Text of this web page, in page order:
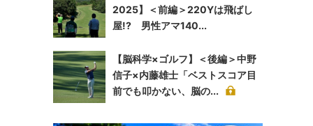
2025】＜前編＞220Yは飛ばし
屋!? 男性アマ140...
【脳科学×ゴルフ】＜後編＞中野
信子×内藤雄士「ベストスコア目
前でも叩かない、脳の...